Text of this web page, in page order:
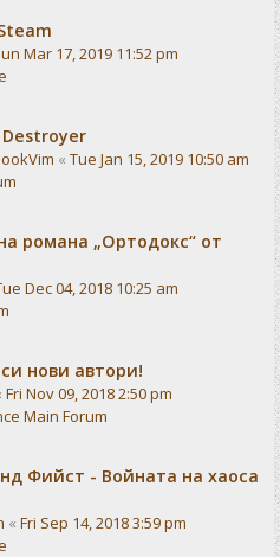
Mar 17, 2019 11:52 pm
Destroyer
« Tue Jan 15, 2019 10:50 am
романа „Ортодокс“ от
Dec 04, 2018 10:25 am
нови автори!
Fri Nov 09, 2018 2:50 pm
Main Forum
Фийст - Войната на хаоса
« Fri Sep 14, 2018 3:59 pm